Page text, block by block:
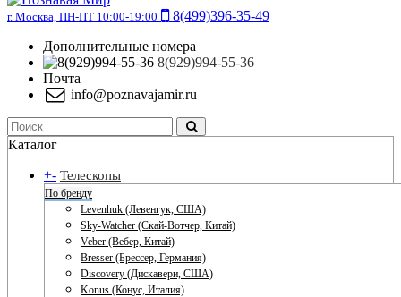
г. Москва, ПН-ПТ 10:00-19:00
8(499)396-35-49
Дополнительные номера
8(929)994-55-36
Почта
info@poznavajamir.ru
Каталог
+- Телескопы
По бренду
Levenhuk (Левенгук, США)
Sky-Watcher (Скай-Вотчер, Китай)
Veber (Вебер, Китай)
Bresser (Брессер, Германия)
Discovery (Дискавери, США)
Konus (Конус, Италия)